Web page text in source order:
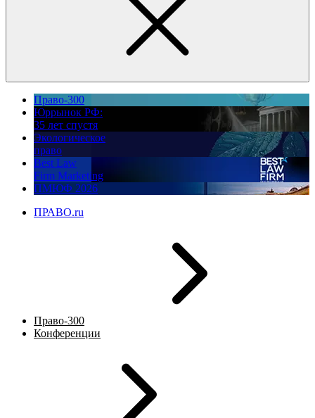
Право-300
Юррынок РФ:
35 лет спустя
Экологическое
право
Best Law
Firm Marketing
ПМЮФ 2026
ПРАВО.ru
Право-300
Конференции